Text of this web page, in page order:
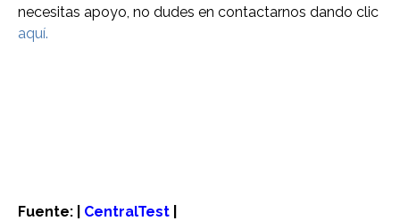
necesitas apoyo, no dudes en contactarnos dando clic
aquí.
Fuente: | CentralTest